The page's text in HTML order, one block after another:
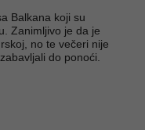
Balkana koji su
Zanimljivo je da je
no te večeri nije
do ponoći.